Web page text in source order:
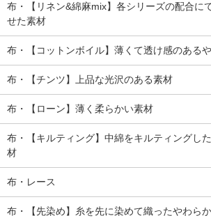
布・【リネン&綿麻mix】各シリーズの配合に
せた素材
布・【コットンボイル】薄くて透け感のある
布・【チンツ】上品な光沢のある素材
布・【ローン】薄く柔らかい素材
布・【キルティング】中綿をキルティングし
材
布・レース
布・【先染め】糸を先に染めて織ったやわら